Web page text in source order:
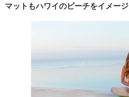
マットもハワイのビーチをイメージ